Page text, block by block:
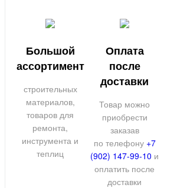
Большой
ассортимент
строительных
материалов,
товаров для
ремонта,
инструмента и
теплиц
Оплата
после
доставки
Товар можно
приобрести
заказав
по телефону +7
(902) 147-99-10 и
оплатить после
доставки